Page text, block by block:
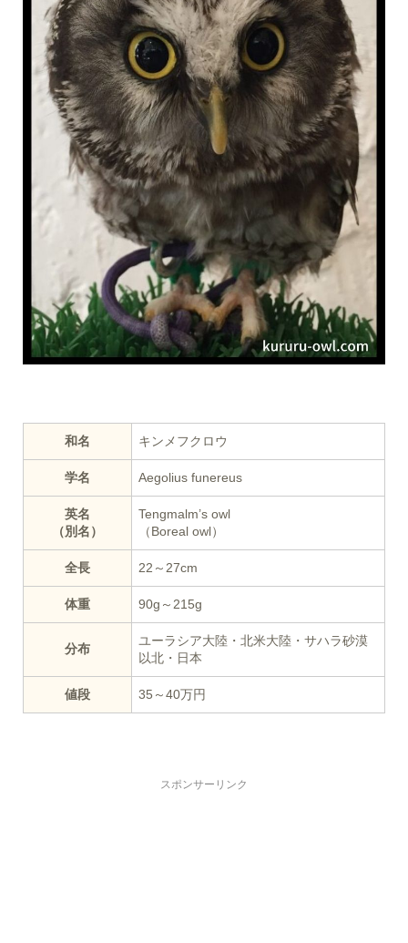
和名 キンメフクロウ
学名 Aegolius funereus
英名
（別名）
Tengmalm’s owl
（Boreal owl）
全長 22～27cm
体重 90g～215g
分布
ユーラシア大陸・北米大陸・サハラ砂漠
以北・日本
値段 35～40万円
スポンサーリンク